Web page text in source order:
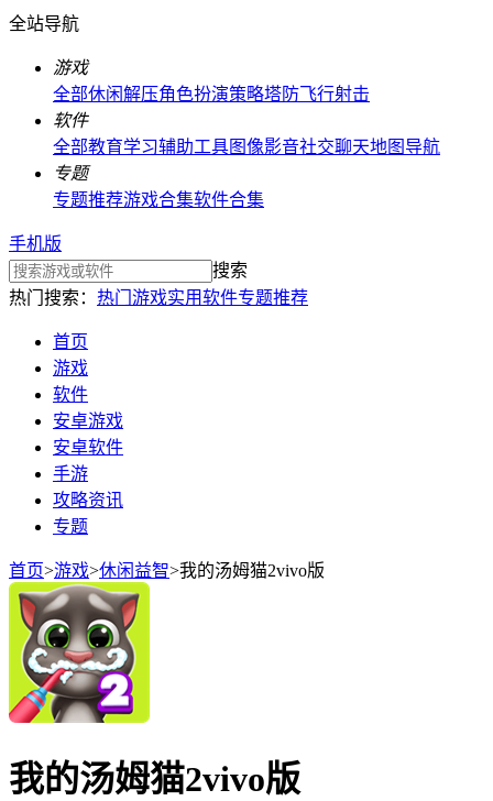
全站导航
游戏
全部休闲解压角色扮演策略塔防飞行射击
软件
全部教育学习辅助工具图像影音社交聊天地图导航
专题
专题推荐游戏合集软件合集
手机版
搜索
热门搜索： 热门游戏实用软件专题推荐
首页
游戏
软件
安卓游戏
安卓软件
手游
攻略资讯
专题
首页>游戏>休闲益智>我的汤姆猫2vivo版
我的汤姆猫2vivo版